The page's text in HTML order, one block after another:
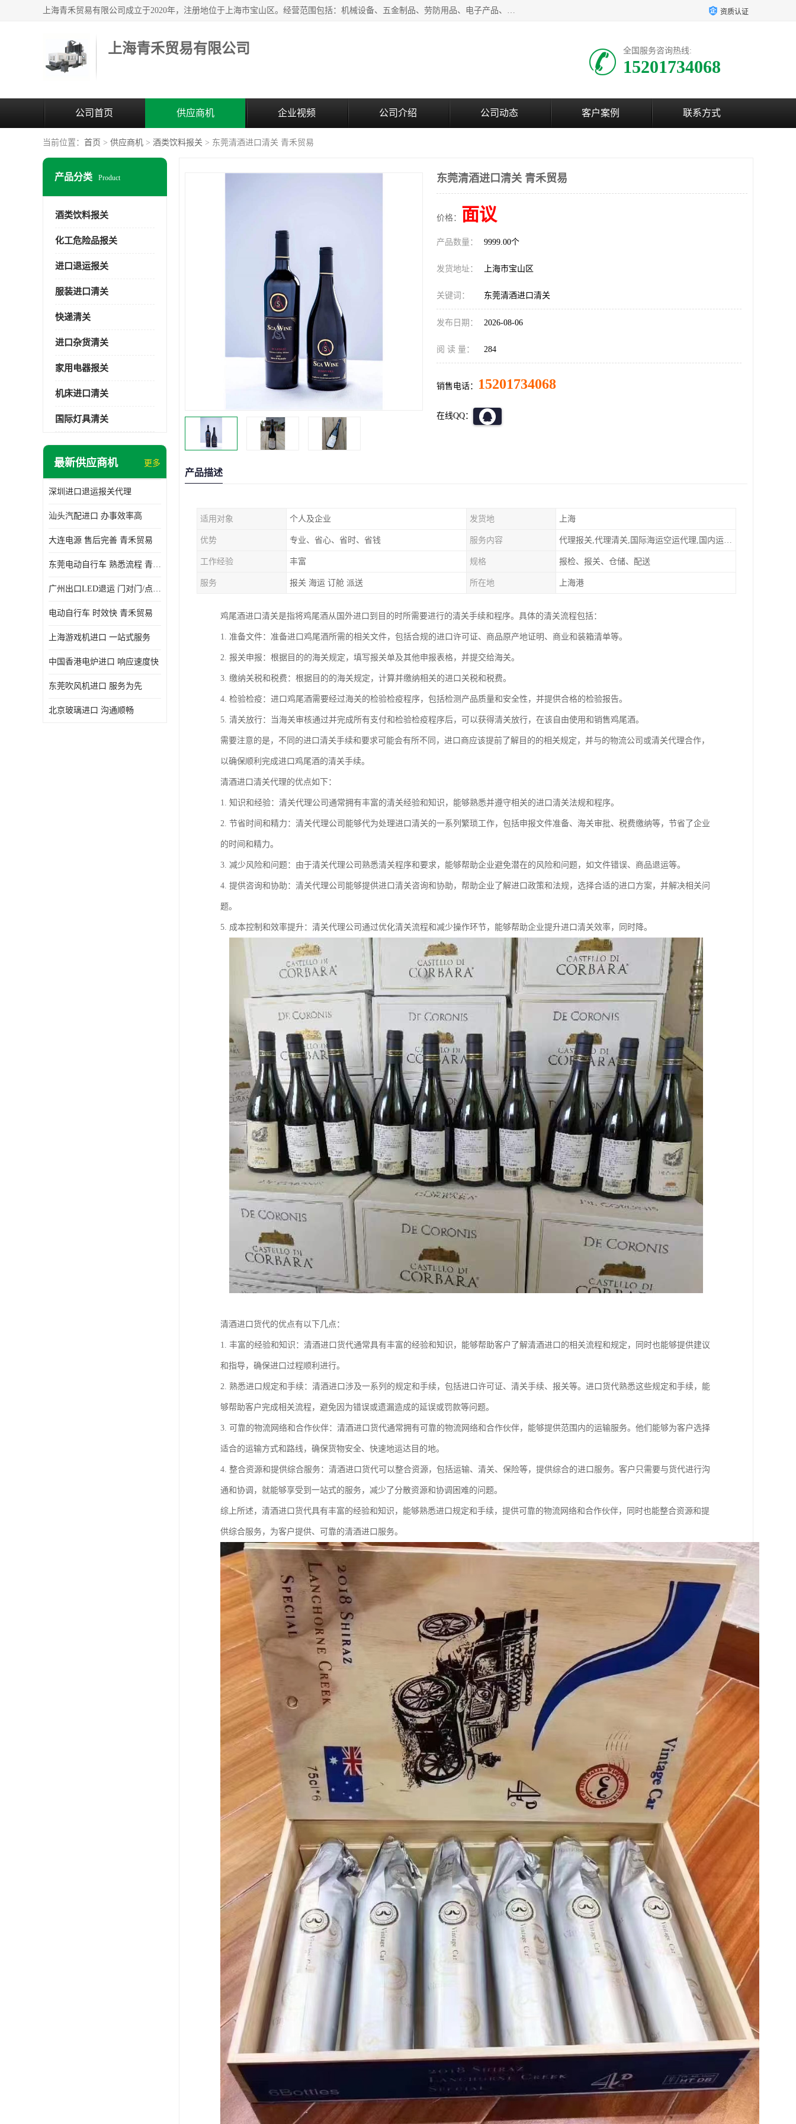
上海青禾贸易有限公司成立于2020年，注册地位于上海市宝山区。经营范围包括：机械设备、五金制品、劳防用品、电子产品、塑胶制品、家具、模具、纺织品、仪器仪表、建筑材料、装饰材料、化工产品、金属制品、机车配件等货物进出口报关、清关服务。 资质认证
上海青禾贸易有限公司 全国服务咨询热线:
15201734068
公司首页 供应商机 企业视频 公司介绍 公司动态 客户案例 联系方式
当前位置： 首页 > 供应商机 > 酒类饮料报关 > 东莞清酒进口清关 青禾贸易
产品分类 Product
酒类饮料报关
化工危险品报关
进口退运报关
服装进口清关
快递清关
进口杂货清关
家用电器报关
机床进口清关
国际灯具清关
最新供应商机 更多
深圳进口退运报关代理
汕头汽配进口 办事效率高
大连电源 售后完善 青禾贸易
东莞电动自行车 熟悉流程 青禾贸易
广州出口LED退运 门对门/点对点
电动自行车 时效快 青禾贸易
上海游戏机进口 一站式服务
中国香港电炉进口 响应速度快
东莞吹风机进口 服务为先
北京玻璃进口 沟通顺畅
东莞清酒进口清关 青禾贸易
价格： 面议
产品数量： 9999.00个
发货地址： 上海市宝山区
关键词： 东莞清酒进口清关
发布日期： 2026-08-06
阅 读 量： 284
销售电话： 15201734068
在线QQ：
产品描述
适用对象 个人及企业 发货地 上海
优势 专业、省心、省时、省钱 服务内容 代理报关,代理清关,国际海运空运代理,国内运输派送
工作经验 丰富 规格 报检、报关、仓储、配送
服务 报关 海运 订舱 派送 所在地 上海港
鸡尾酒进口清关是指将鸡尾酒从国外进口到目的时所需要进行的清关手续和程序。具体的清关流程包括：
1. 准备文件：准备进口鸡尾酒所需的相关文件，包括合规的进口许可证、商品原产地证明、商业和装箱清单等。
2. 报关申报：根据目的的海关规定，填写报关单及其他申报表格，并提交给海关。
3. 缴纳关税和税费：根据目的的海关规定，计算并缴纳相关的进口关税和税费。
4. 检验检疫：进口鸡尾酒需要经过海关的检验检疫程序，包括检测产品质量和安全性，并提供合格的检验报告。
5. 清关放行：当海关审核通过并完成所有支付和检验检疫程序后，可以获得清关放行，在该自由使用和销售鸡尾酒。
需要注意的是，不同的进口清关手续和要求可能会有所不同，进口商应该提前了解目的的相关规定，并与的物流公司或清关代理合作，
以确保顺利完成进口鸡尾酒的清关手续。
清酒进口清关代理的优点如下：
1. 知识和经验：清关代理公司通常拥有丰富的清关经验和知识，能够熟悉并遵守相关的进口清关法规和程序。
2. 节省时间和精力：清关代理公司能够代为处理进口清关的一系列繁琐工作，包括申报文件准备、海关审批、税费缴纳等，节省了企业
的时间和精力。
3. 减少风险和问题：由于清关代理公司熟悉清关程序和要求，能够帮助企业避免潜在的风险和问题，如文件错误、商品退运等。
4. 提供咨询和协助：清关代理公司能够提供进口清关咨询和协助，帮助企业了解进口政策和法规，选择合适的进口方案，并解决相关问
题。
5. 成本控制和效率提升：清关代理公司通过优化清关流程和减少操作环节，能够帮助企业提升进口清关效率，同时降。
清酒进口货代的优点有以下几点：
1. 丰富的经验和知识：清酒进口货代通常具有丰富的经验和知识，能够帮助客户了解清酒进口的相关流程和规定，同时也能够提供建议
和指导，确保进口过程顺利进行。
2. 熟悉进口规定和手续：清酒进口涉及一系列的规定和手续，包括进口许可证、清关手续、报关等。进口货代熟悉这些规定和手续，能
够帮助客户完成相关流程，避免因为错误或遗漏造成的延误或罚款等问题。
3. 可靠的物流网络和合作伙伴：清酒进口货代通常拥有可靠的物流网络和合作伙伴，能够提供范围内的运输服务。他们能够为客户选择
适合的运输方式和路线，确保货物安全、快速地运达目的地。
4. 整合资源和提供综合服务：清酒进口货代可以整合资源，包括运输、清关、保险等，提供综合的进口服务。客户只需要与货代进行沟
通和协调，就能够享受到一站式的服务，减少了分散资源和协调困难的问题。
综上所述，清酒进口货代具有丰富的经验和知识，能够熟悉进口规定和手续，提供可靠的物流网络和合作伙伴，同时也能整合资源和提
供综合服务，为客户提供、可靠的清酒进口服务。